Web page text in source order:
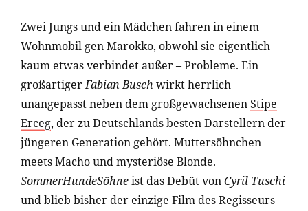
Zwei Jungs und ein Mädchen fahren in einem
Wohnmobil gen Marokko, obwohl sie eigentlich
kaum etwas verbindet außer – Probleme. Ein
großartigerFabian Busch wirkt herrlich
unangepasst neben dem großgewachsenenStipe
Erceg, der zu Deutschlands besten Darstellern der
jüngeren Generation gehört. Muttersöhnchen
meets Macho und mysteriöse Blonde.
SommerHundeSöhneist das Debüt vonCyril Tuschi
und blieb bisher der einzige Film des Regisseurs –